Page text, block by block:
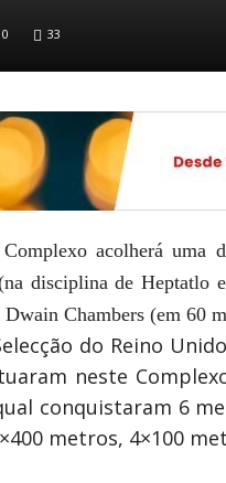
33
acolherá uma
disciplina de
Chambers (em 60
do Reino
neste
conquistaram 6
metros, 4×100